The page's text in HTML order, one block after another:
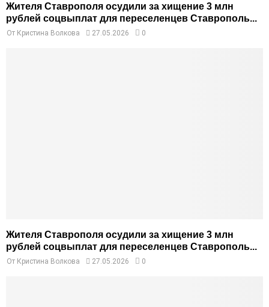
Жителя Ставрополя осудили за хищение 3 млн
рублей соцвыплат для переселенцев Ставрополь...
От Кристина Волкова 27.05.2026 0
Жителя Ставрополя осудили за хищение 3 млн
рублей соцвыплат для переселенцев Ставрополь...
От Кристина Волкова 27.05.2026 0